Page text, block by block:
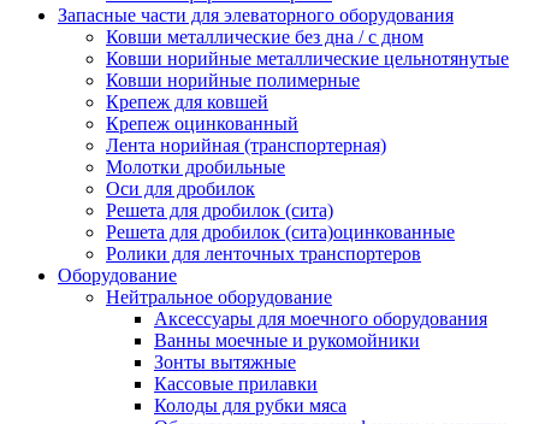
Запасные части для элеваторного оборудования
Ковши металлические без дна / с дном
Ковши норийные металлические цельнотянутые
Ковши норийные полимерные
Крепеж для ковшей
Крепеж оцинкованный
Лента норийная (транспортерная)
Молотки дробильные
Оси для дробилок
Решета для дробилок (сита)
Решета для дробилок (сита)оцинкованные
Ролики для ленточных транспортеров
Оборудование
Нейтральное оборудование
Аксессуары для моечного оборудования
Ванны моечные и рукомойники
Зонты вытяжные
Кассовые прилавки
Колоды для рубки мяса